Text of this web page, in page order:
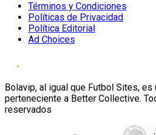
Términos y Condiciones
Políticas de Privacidad
Política Editorial
Ad Choices
Bolavip, al igual que Futbol Sites, es
perteneciente a Better Collective.
reservados